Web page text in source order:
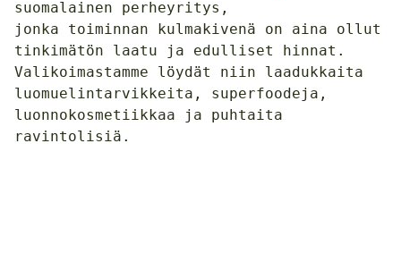
suomalainen perheyritys,
jonka toiminnan kulmakivenä on aina ollut
tinkimätön laatu ja edulliset hinnat.
Valikoimastamme löydät niin laadukkaita
luomuelintarvikkeita, superfoodeja,
luonnokosmetiikkaa ja puhtaita
ravintolisiä.